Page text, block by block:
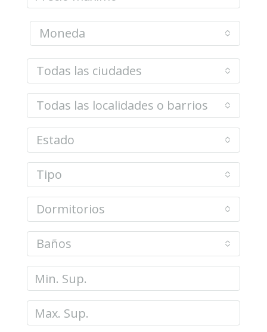
Moneda
Todas las ciudades
Todas las localidades o barrios
Estado
Tipo
Dormitorios
Baños